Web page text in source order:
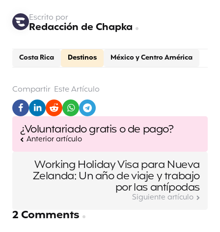
Costa Rica Destinos México y Centro América
Escrito por
Redacción de Chapka
Compartir Este Artículo
Post
navigation
¿Voluntariado gratis o de pago?
Anterior artículo
Working Holiday Visa para Nueva
Zelanda: Un año de viaje y trabajo
por las antípodas
Siguiente artículo
2 Comments